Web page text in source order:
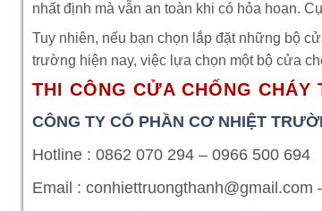
nhất định mà vẫn an toàn khi có hỏa hoạn.
Tuy nhiên, nếu bạn chọn lắp đặt những bộ
trường hiện nay, việc lựa chọn một bộ cửa
THI CÔNG CỬA CHỐNG CHÁY
CÔNG TY CỔ PHẦN CƠ NHIỆT
Hotline : 0862 070 294 – 0966 500 694
Email : conhiettruongthanh@gmail.com